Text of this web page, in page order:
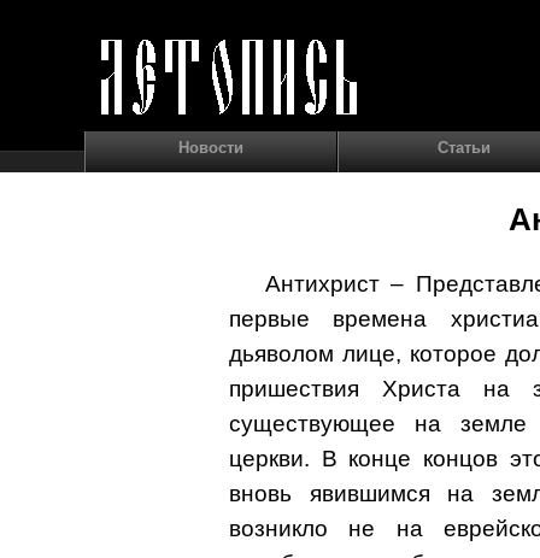
Новости Статьи
Антихрист –
первые времена
дьяволом лице, которое
пришествия Христа на
существующее на земле
церкви. В конце концов
вновь явившимся на
возникло не на